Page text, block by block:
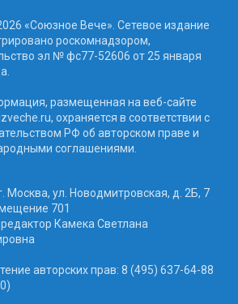
«Союзное Вече». Сетевое издание
роскомнадзором,
эл № фc77-52606 от 25 января
размещенная на веб-сайте
охраняется в соответствии с
РФ об авторском праве и
соглашениями.
Москва, ул. Новодмитровская, д. 2Б, 7
701
Камека Светлана
авторских прав: 8 (495) 637-64-88